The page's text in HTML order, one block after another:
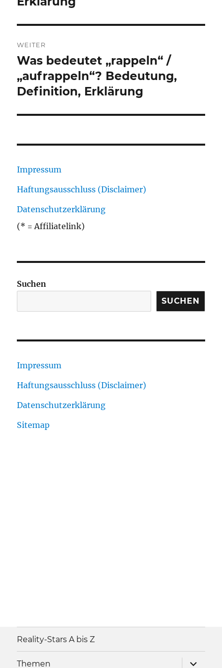
WEITER
Nächster
Beitrag:
Was bedeutet „rappeln“ /
„aufrappeln“? Bedeutung,
Definition, Erklärung
Impressum
Haftungsausschluss (Disclaimer)
Datenschutzerklärung
(* = Affiliatelink)
Suchen
SUCHEN
Impressum
Haftungsausschluss (Disclaimer)
Datenschutzerklärung
Sitemap
Reality-Stars A bis Z
Themen